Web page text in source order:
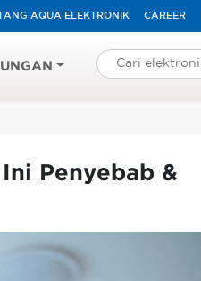
AQUA ELEKTRONIK CAREER
Penyebab &